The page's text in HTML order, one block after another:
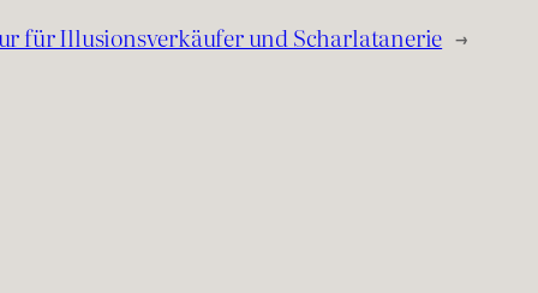
für Illusionsverkäufer und Scharlatanerie →